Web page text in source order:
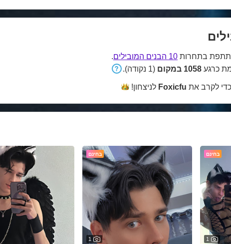
בתחרות 10 הבנים המובילים
.
כרגע 1058 במקום (1 נקודה).
לקרב את Foxicfu לניצחון!
בחינם
1
בחינם
1